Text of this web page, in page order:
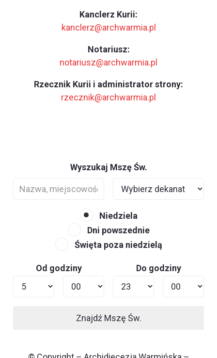
Kanclerz Kurii:
kanclerz@archwarmia.pl
Notariusz:
notariusz@archwarmia.pl
Rzecznik Kurii i administrator strony:
rzecznik@archwarmia.pl
Wyszukaj Mszę Św.
Niedziela
Dni powszednie
Święta poza niedzielą
Od godziny Do godziny
Znajdź Mszę Św.